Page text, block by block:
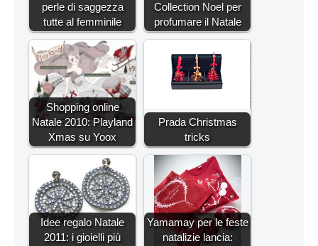
perle di saggezza
tutte al femminile
Collection Noel per
profumare il Natale
Shopping online
Natale 2010: Playland
Xmas su Yoox
Prada Christmas
tricks
Idee regalo Natale
2011: i gioielli più
Yamamay per le feste
natalizie lancia: